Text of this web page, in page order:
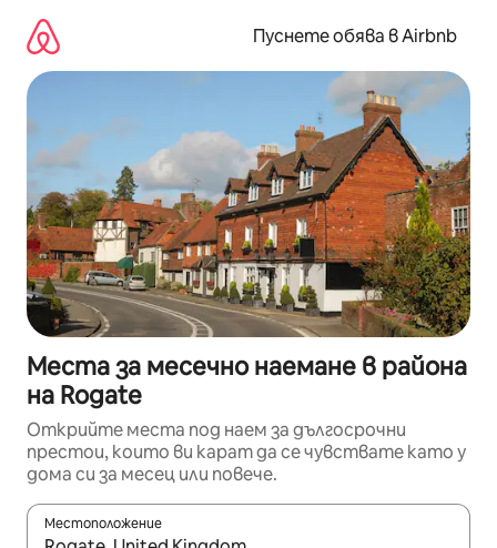
съдържанието
Пуснете обява в Airbnb
Места за месечно наемане в района
на Rogate
Открийте места под наем за дългосрочни
престои, които ви карат да се чувствате като у
дома си за месец или повече.
Местоположение
Когато резултатите се покажат, използвайте